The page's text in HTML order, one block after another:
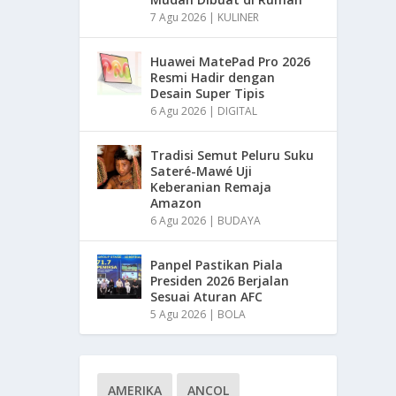
7 Agu 2026 | KULINER
Huawei MatePad Pro 2026
Resmi Hadir dengan
Desain Super Tipis
6 Agu 2026 | DIGITAL
Tradisi Semut Peluru Suku
Sateré-Mawé Uji
Keberanian Remaja
Amazon
6 Agu 2026 | BUDAYA
Panpel Pastikan Piala
Presiden 2026 Berjalan
Sesuai Aturan AFC
5 Agu 2026 | BOLA
AMERIKA ANCOL